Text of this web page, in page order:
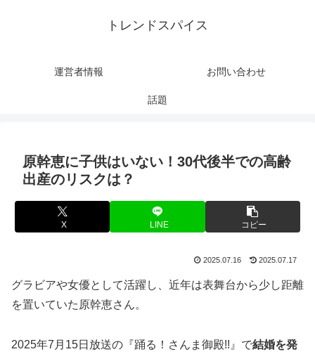
トレンドスパイス
運営者情報 お問い合わせ
話題
原幹恵に子供はいない！30代後半での高齢
出産のリスクは？
X LINE コピー
2025.07.16 2025.07.17
グラビアや女優として活躍し、近年は表舞台から少し距離
を置いていた原幹恵さん。
2025年7月15日放送の『踊る！さんま御殿!!』で結婚を発